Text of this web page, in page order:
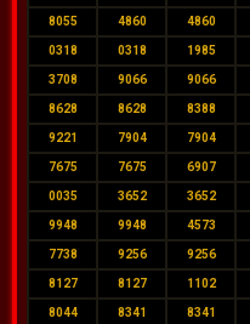
8055 4860 4860
0318 0318 1985
3708 9066 9066
8628 8628 8388
9221 7904 7904
7675 7675 6907
0035 3652 3652
9948 9948 4573
7738 9256 9256
8127 8127 1102
8044 8341 8341